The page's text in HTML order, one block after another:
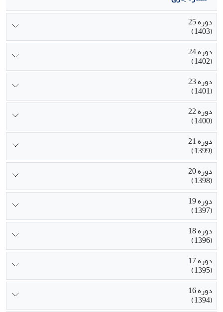
دوره 25
(1403)
دوره 24
(1402)
دوره 23
(1401)
دوره 22
(1400)
دوره 21
(1399)
دوره 20
(1398)
دوره 19
(1397)
دوره 18
(1396)
دوره 17
(1395)
دوره 16
(1394)